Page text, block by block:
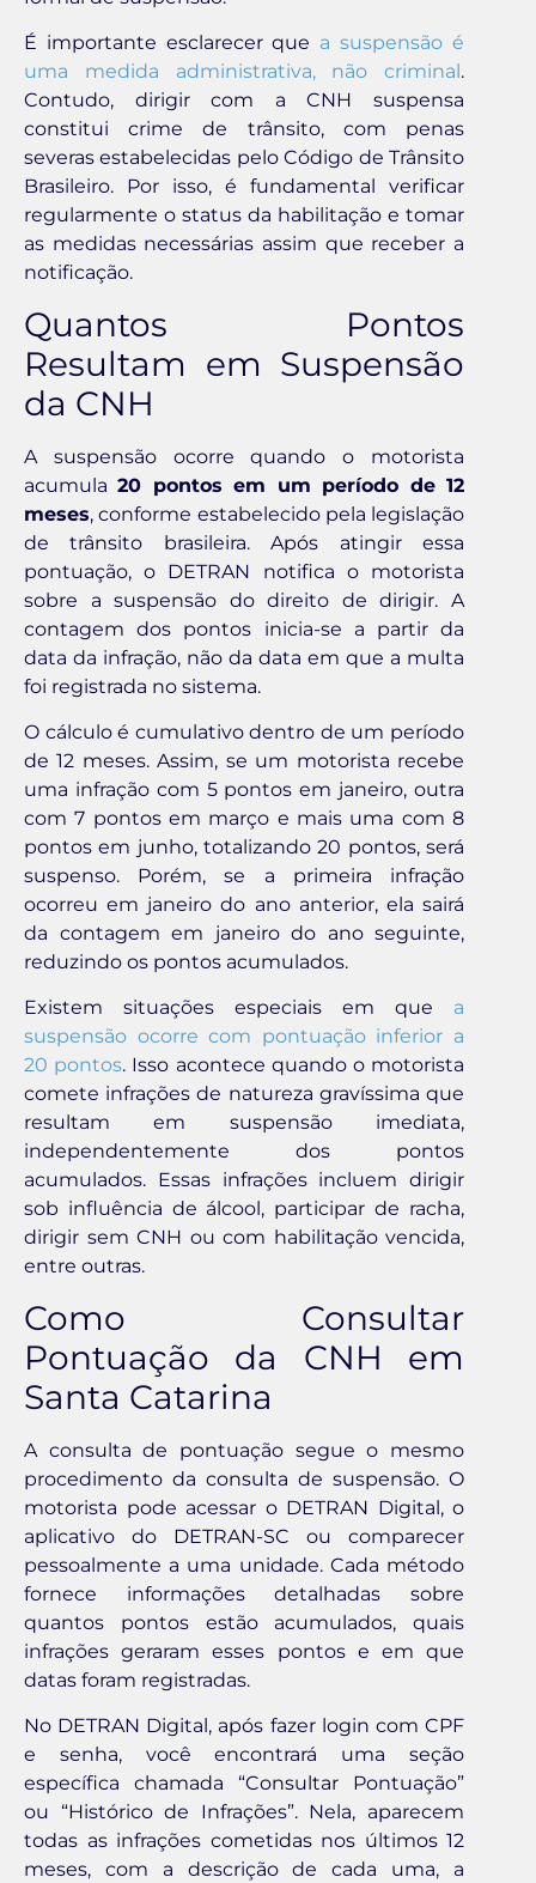
É importante esclarecer que a suspensão é
uma medida administrativa, não criminal.
Contudo, dirigir com a CNH suspensa
constitui crime de trânsito, com penas
severas estabelecidas pelo Código de Trânsito
Brasileiro. Por isso, é fundamental verificar
regularmente o status da habilitação e tomar
as medidas necessárias assim que receber a
notificação.
Quantos Pontos
Resultam em Suspensão
da CNH
A suspensão ocorre quando o motorista
acumula20 pontos em um período de 12
meses, conforme estabelecido pela legislação
de trânsito brasileira. Após atingir essa
pontuação, o DETRAN notifica o motorista
sobre a suspensão do direito de dirigir. A
contagem dos pontos inicia-se a partir da
data da infração, não da data em que a multa
foi registrada no sistema.
O cálculo é cumulativo dentro de um período
de 12 meses. Assim, se um motorista recebe
uma infração com 5 pontos em janeiro, outra
com 7 pontos em março e mais uma com 8
pontos em junho, totalizando 20 pontos, será
suspenso. Porém, se a primeira infração
ocorreu em janeiro do ano anterior, ela sairá
da contagem em janeiro do ano seguinte,
reduzindo os pontos acumulados.
Existem situações especiais em que a
suspensão ocorre com pontuação inferior a
20 pontos. Isso acontece quando o motorista
comete infrações de natureza gravíssima que
resultam em suspensão imediata,
independentemente dos pontos
acumulados. Essas infrações incluem dirigir
sob influência de álcool, participar de racha,
dirigir sem CNH ou com habilitação vencida,
entre outras.
Como Consultar
Pontuação da CNH em
Santa Catarina
A consulta de pontuação segue o mesmo
procedimento da consulta de suspensão. O
motorista pode acessar o DETRAN Digital, o
aplicativo do DETRAN-SC ou comparecer
pessoalmente a uma unidade. Cada método
fornece informações detalhadas sobre
quantos pontos estão acumulados, quais
infrações geraram esses pontos e em que
datas foram registradas.
No DETRAN Digital, após fazer login com CPF
e senha, você encontrará uma seção
específica chamada “Consultar Pontuação”
ou “Histórico de Infrações”. Nela, aparecem
todas as infrações cometidas nos últimos 12
meses, com a descrição de cada uma, a